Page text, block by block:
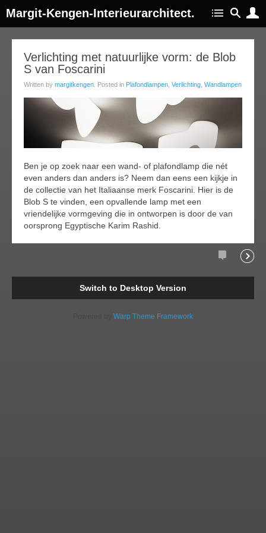
Margit-Kengen-Interieurarchitect.
Verlichting met natuurlijke vorm: de Blob
S van Foscarini
Written by margitkengen . Posted in Plafondlampen Verlichting Wandlampen
Ben je op zoek naar een wand- of plafondlamp die nét
even anders dan anders is? Neem dan eens een kijkje in
de collectie van het Italiaanse merk Foscarini. Hier is de
Blob S te vinden, een opvallende lamp met een
vriendelijke vormgeving die in ontworpen is door de van
oorsprong Egyptische Karim Rashid.
Comments
Switch to Desktop Version
Warp Theme Framework